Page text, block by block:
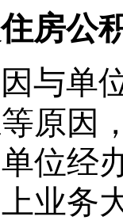
房公
与单
原因
位经
业务